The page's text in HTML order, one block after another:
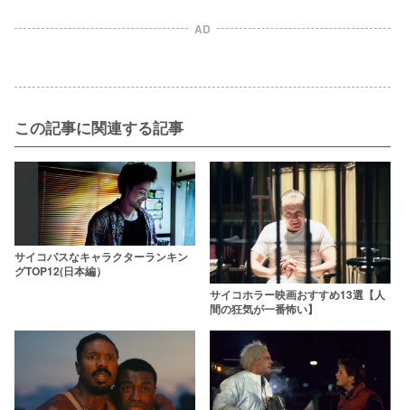
AD
この記事に関連する記事
サイコパスなキャラクターランキン
グTOP12(日本編）
サイコホラー映画おすすめ13選【人
間の狂気が一番怖い】